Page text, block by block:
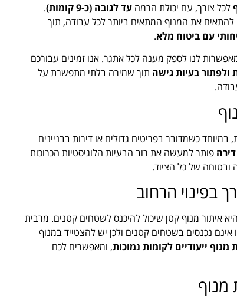
לכל צורך, עם יכולת הרמה עד לגובה (כ-9 קומות)
.
להתאים את המנוף המתאים ביותר לכל עבודה, תוך
עם ביטוח מלא.
לנו לספק מענה לכל אתגר. אנו זמינים עבורכם
ולפתור בעיות גישה תוך שמירה בלתי מתפשרת על
כשמדובר בפריטים גדולים או דירות בבניינים
פותר למעשה את רוב הבעיות הלוגיסטיות הכרוכות
של כל הציוד.
בפינוי הרחוב
איתור מנוף קטן שיכול להיכנס לשטחים קטנים. מרבית
אינם נכנסים בשטחים קטנים ולכן יש להצטייד במנוף
מנוף ייעודיים לקומות נמוכות, ומאפשרים לכם
מנוף